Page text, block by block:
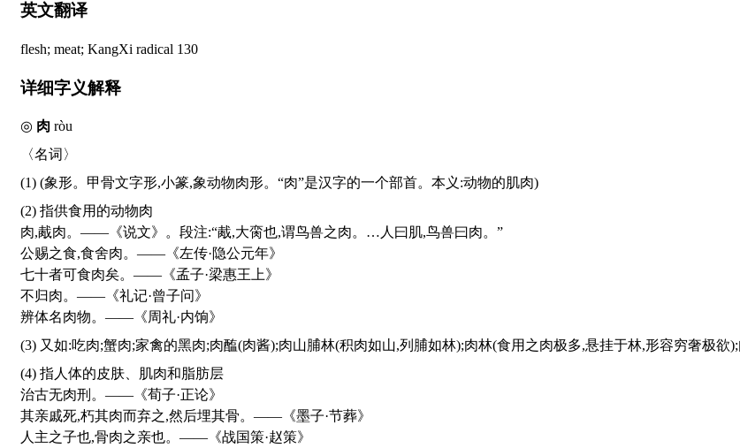
英文翻译
flesh; meat; KangXi radical 130
详细字义解释
肉 ròu
〈名词〉
(1) (象形。甲骨文字形,小篆,象动物肉形。“肉”是汉字的一个部首。本义:动物的肌肉)
(2) 指供食用的动物肉
肉,胾肉。——《说文》。段注:“胾,大脔也,谓鸟兽之肉。…人曰肌,鸟兽曰肉。”
公赐之食,食舍肉。——《左传·隐公元年》
七十者可食肉矣。——《孟子·梁惠王上》
不归肉。——《礼记·曾子问》
辨体名肉物。——《周礼·内饷》
(3) 又如:吃肉;蟹肉;家禽的黑肉;肉醢(肉酱);肉山脯林(积肉如山,列脯如林);肉林(食用之肉极多,悬挂于林,形容穷奢极
(4) 指人体的皮肤、肌肉和脂肪层
治古无肉刑。——《荀子·正论》
其亲戚死,朽其肉而弃之,然后埋其骨。——《墨子·节葬》
人主之子也,骨肉之亲也。——《战国策·赵策》